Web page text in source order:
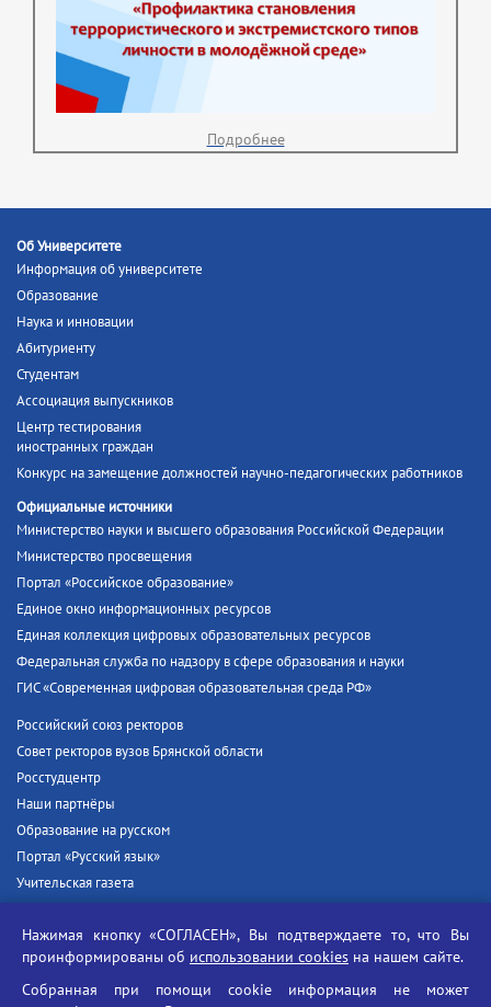
Подробнее
Об Университете
Информация об университете
Образование
Наука и инновации
Абитуриенту
Студентам
Ассоциация выпускников
Центр тестирования
иностранных граждан
Конкурс на замещение должностей научно-педагогических работников
Официальные источники
Министерство науки и высшего образования Российской Федерации
Министерство просвещения
Портал «Российское образование»
Единое окно информационных ресурсов
Единая коллекция цифровых образовательных ресурсов
Федеральная служба по надзору в сфере образования и науки
ГИС «Современная цифровая образовательная среда РФ»
Российский союз ректоров
Совет ректоров вузов Брянской области
Росстудцентр
Наши партнёры
Образование на русском
Портал «Русский язык»
Учительская газета
Единый портал государственных услуг
Противодействие угрозам информационной безопасности
Нажимая кнопку «СОГЛАСЕН», Вы подтверждаете то, что Вы
проинформированы об использовании cookies на нашем сайте.
Собранная при помощи cookie информация не может